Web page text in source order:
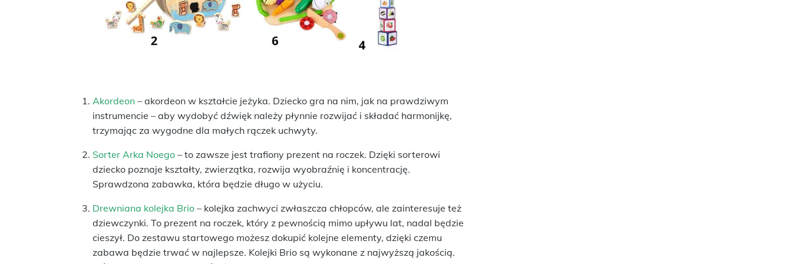
Akordeon – akordeon w kształcie jeżyka. Dziecko gra na nim, jak na prawdziwym
instrumencie – aby wydobyć dźwięk należy płynnie rozwijać i składać harmonijkę,
trzymając za wygodne dla małych rączek uchwyty.
Sorter Arka Noego – to zawsze jest trafiony prezent na roczek. Dzięki sorterowi
dziecko poznaje kształty, zwierzątka, rozwija wyobraźnię i koncentrację.
Sprawdzona zabawka, która będzie długo w użyciu.
Drewniana kolejka Brio – kolejka zachwyci zwłaszcza chłopców, ale zainteresuje też
dziewczynki. To prezent na roczek, który z pewnością mimo upływu lat, nadal będzie
cieszył. Do zestawu startowego możesz dokupić kolejne elementy, dzięki czemu
zabawa będzie trwać w najlepsze. Kolejki Brio są wykonane z najwyższą jakością.